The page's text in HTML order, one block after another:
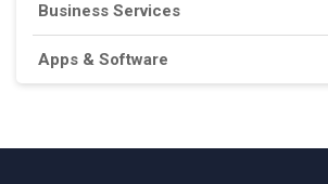
Business Services
Apps & Software